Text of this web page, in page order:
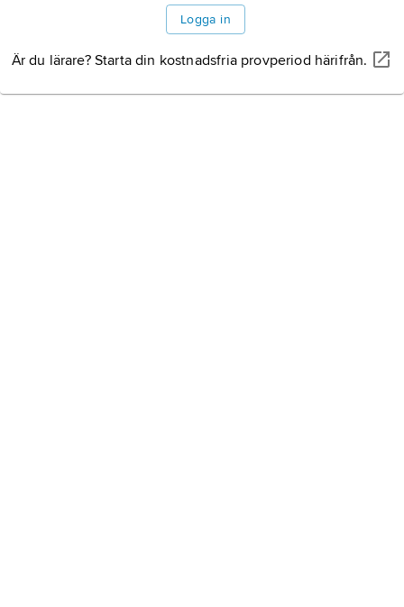
Logga in
Är du lärare? Starta din kostnadsfria provperiod härifrån.